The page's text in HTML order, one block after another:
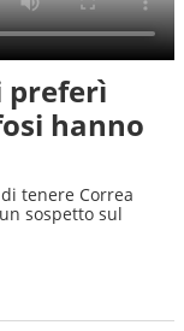
preferì
hanno
tenere Correa
sospetto sul